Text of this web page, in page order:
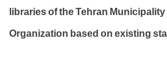
libraries of the Tehran
Organization based on existing